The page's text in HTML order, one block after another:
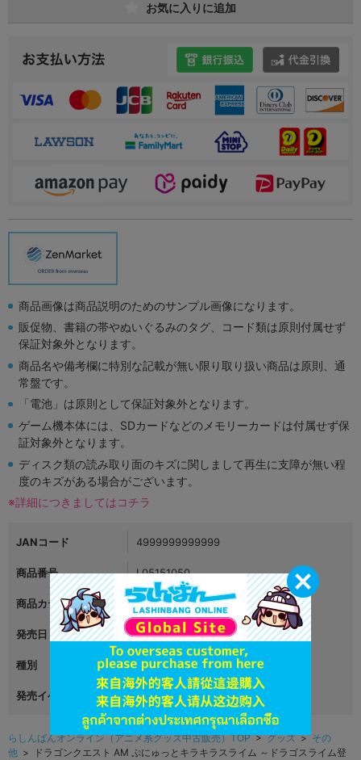
お気に入りに追加
商品画像は商品説明のためのサンプル画像になります。
販促物、書籍の帯やぬいぐるみのタグ、コード類は原則付属せず
保証対象外となります。
商品名や備考欄に特別な記載が無い限り取り扱い商品は原則、通
常盤です。
「電池」は原則として保証対象外となります。
ゲーム機本体には、SDカードなどのメモリーカードは付属せず保
証対象外となります。
ディスク類の読み取り面のキズに関しまして再生に支障が無い程
度のキズがある場合がございます。
※詳細につきましてはコチラ
JANコード 4999999999999
商品番号 L05151050
商品カテゴリ グッズ
発売日 2023年04月15日
種別 その他
発売イベント
らしんばんオンライン（アニメ系グッズ中古販売）TOP>グッズ>その
他 > ドラゴンクエスト AM ぷにゅっとキラキラスライム ～ドラゴスライム登